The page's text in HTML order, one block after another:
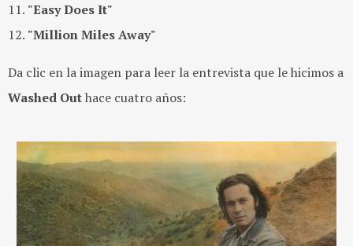
11. "Easy Does It"
12. "Million Miles Away"
Da clic en la imagen para leer la entrevista que le hicimos a
Washed Outhace cuatro años: